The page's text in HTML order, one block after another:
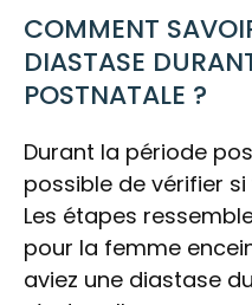
COMMENT
DIASTASE
POSTNATALE ?
Durant la période
possible de vérifier
Les étapes
pour la femme
aviez une diastase